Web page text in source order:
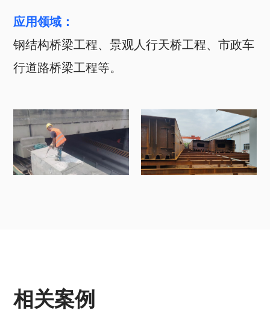
应用领域：
钢结构桥梁工程、景观人行天桥工程、市政车
行道路桥梁工程等。
相关案例